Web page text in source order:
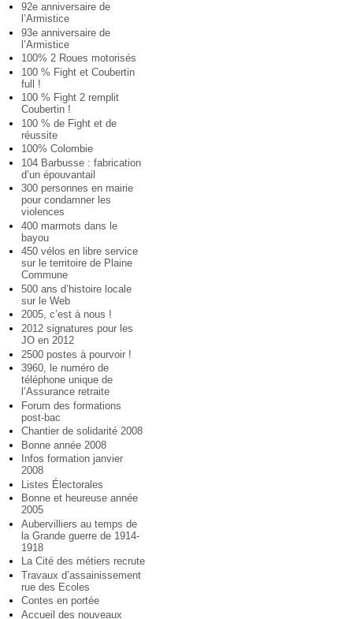
92e anniversaire de
l’Armistice
93e anniversaire de
l’Armistice
100% 2 Roues motorisés
100 % Fight et Coubertin
full !
100 % Fight 2 remplit
Coubertin !
100 % de Fight et de
réussite
100% Colombie
104 Barbusse : fabrication
d’un épouvantail
300 personnes en mairie
pour condamner les
violences
400 marmots dans le
bayou
450 vélos en libre service
sur le territoire de Plaine
Commune
500 ans d’histoire locale
sur le Web
2005, c’est à nous !
2012 signatures pour les
JO en 2012
2500 postes à pourvoir !
3960, le numéro de
téléphone unique de
l’Assurance retraite
Forum des formations
post-bac
Chantier de solidarité 2008
Bonne année 2008
Infos formation janvier
2008
Listes Électorales
Bonne et heureuse année
2005
Aubervilliers au temps de
la Grande guerre de 1914-
1918
La Cité des métiers recrute
Travaux d’assainissement
rue des Ecoles
Contes en portée
Accueil des nouveaux